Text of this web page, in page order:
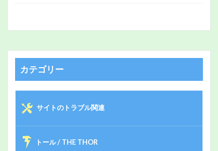
カテゴリー
サイトのトラブル関連
トール / THE THOR